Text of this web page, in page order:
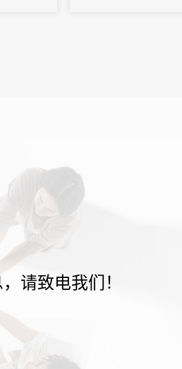
请致电我们！